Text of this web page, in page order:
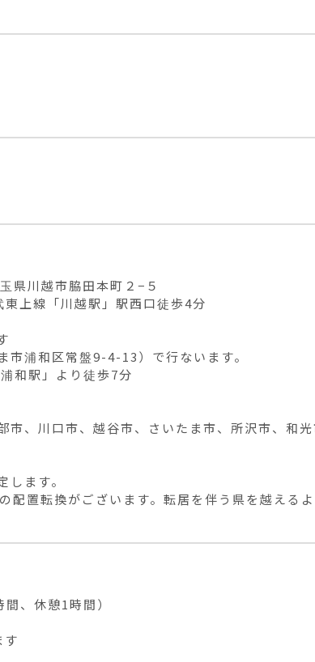
県川越市脇田本町２−５
上線「川越駅」駅西口徒歩4分
浦和区常盤9-4-13）で行ないます。
和駅」より徒歩7分
市、川口市、越谷市、さいたま市、所沢市、和光
ます。
置転換がございます。転居を伴う県を越えるよ
、休憩1時間）
す